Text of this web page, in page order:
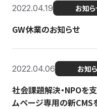
2022.04.19 お知ら
GW休業のお知らせ
2022.04.06 お知
社会課題解決・NPOを
ムページ専用の新CMS